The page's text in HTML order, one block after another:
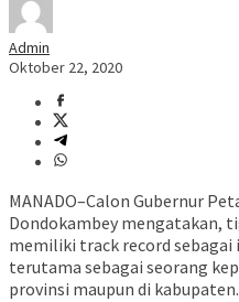
Admin
Oktober 22, 2020
MANADO–Calon Gubernur
Dondokambey mengatakan,
memiliki track record
terutama sebagai seorang
provinsi maupun di kabupaten.